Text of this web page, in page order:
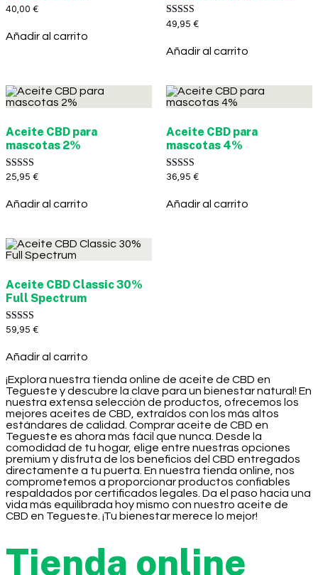
40,00 €
Añadir al carrito
Valorado con
49,95 €
Añadir al carrito
Aceite CBD para
mascotas 2%
Valorado con
25,95 €
Añadir al carrito
Aceite CBD para
mascotas 4%
Valorado con
36,95 €
Añadir al carrito
Aceite CBD Classic 30%
Full Spectrum
Valorado con
59,95 €
Añadir al carrito
¡Explora nuestra tienda online de aceite de CBD en
Tegueste y descubre la clave para un bienestar natural! En
nuestra extensa selección de productos, ofrecemos los
mejores aceites de CBD, extraídos con los más altos
estándares de calidad. Comprar aceite de CBD en
Tegueste es ahora más fácil que nunca. Desde la
comodidad de tu hogar, elige entre nuestras opciones
premium y disfruta de los beneficios del CBD entregados
directamente a tu puerta. En nuestra tienda online, nos
comprometemos a proporcionar productos confiables
respaldados por certificados legales. Da el paso hacia una
vida más equilibrada hoy mismo con nuestro aceite de
CBD en Tegueste. ¡Tu bienestar merece lo mejor!
Tienda online